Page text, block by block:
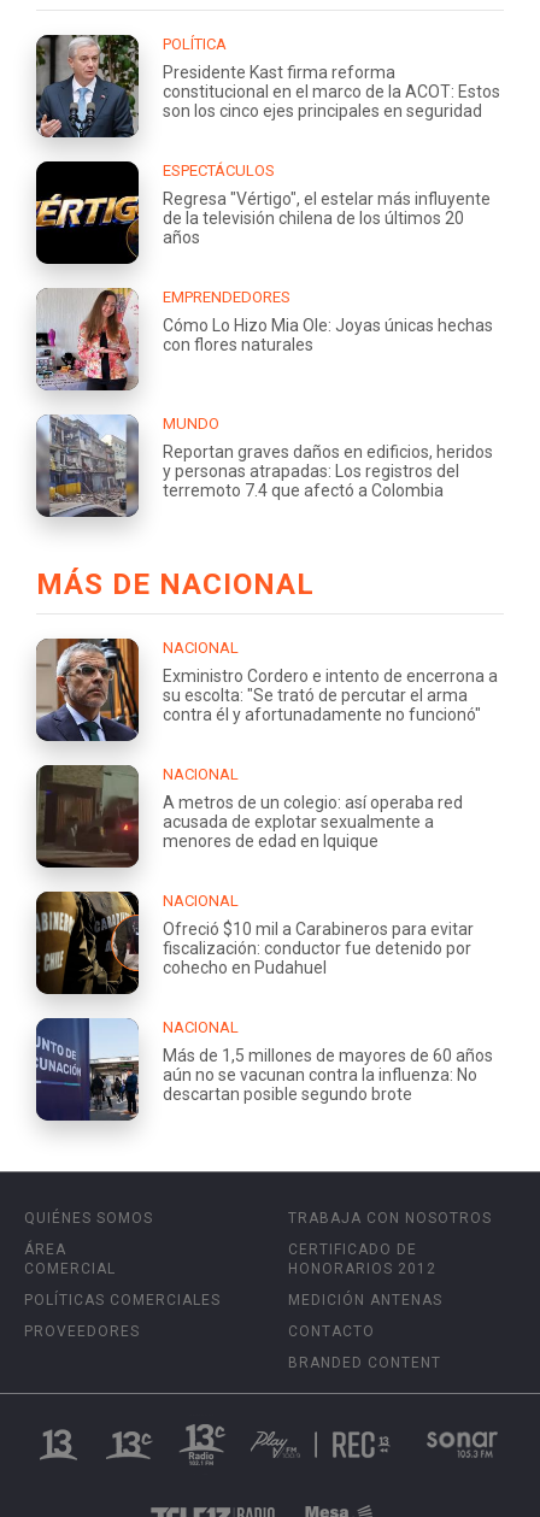
POLÍTICA
Presidente Kast firma reforma
constitucional en el marco de la ACOT: Estos
son los cinco ejes principales en seguridad
ESPECTÁCULOS
Regresa "Vértigo", el estelar más influyente
de la televisión chilena de los últimos 20
años
EMPRENDEDORES
Cómo Lo Hizo Mia Ole: Joyas únicas hechas
con flores naturales
MUNDO
Reportan graves daños en edificios, heridos
y personas atrapadas: Los registros del
terremoto 7.4 que afectó a Colombia
MÁS DE NACIONAL
NACIONAL
Exministro Cordero e intento de encerrona a
su escolta: "Se trató de percutar el arma
contra él y afortunadamente no funcionó"
NACIONAL
A metros de un colegio: así operaba red
acusada de explotar sexualmente a
menores de edad en Iquique
NACIONAL
Ofreció $10 mil a Carabineros para evitar
fiscalización: conductor fue detenido por
cohecho en Pudahuel
NACIONAL
Más de 1,5 millones de mayores de 60 años
aún no se vacunan contra la influenza: No
descartan posible segundo brote
QUIÉNES SOMOS
ÁREA
COMERCIAL
POLÍTICAS COMERCIALES
PROVEEDORES
TRABAJA CON NOSOTROS
CERTIFICADO DE
HONORARIOS 2012
MEDICIÓN ANTENAS
CONTACTO
BRANDED CONTENT